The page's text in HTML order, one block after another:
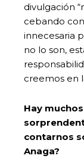
divulgación
cebando
innecesaria
no lo son,
creemos en
Hay
contarnos
Anaga?